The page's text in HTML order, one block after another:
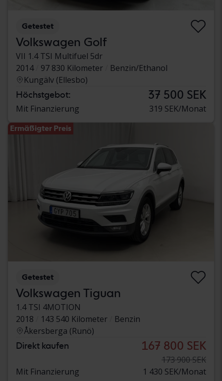
Getestet
Volkswagen Golf
VII 1.4 TSI Multifuel 5dr
2014
97 830 Kilometer
Benzin/Ethanol
Kungälv (Ellesbo)
Höchstgebot: 37 500 SEK
Mit Finanzierung 319 SEK/Monat
Ermäßigter Preis
Getestet
Volkswagen Tiguan
1.4 TSI 4MOTION
2018
143 540 Kilometer
Benzin
Åkersberga (Runö)
Direkt kaufen 167 800 SEK
173 900 SEK
Mit Finanzierung
1 430 SEK/Monat